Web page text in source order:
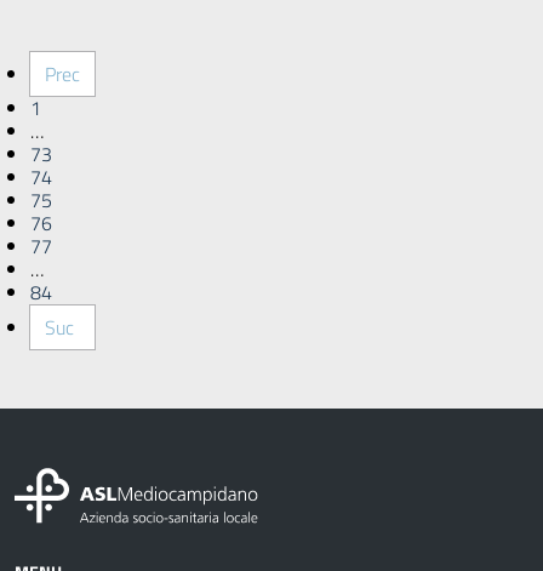
Prec
1
…
73
74
75
76
77
…
84
Suc